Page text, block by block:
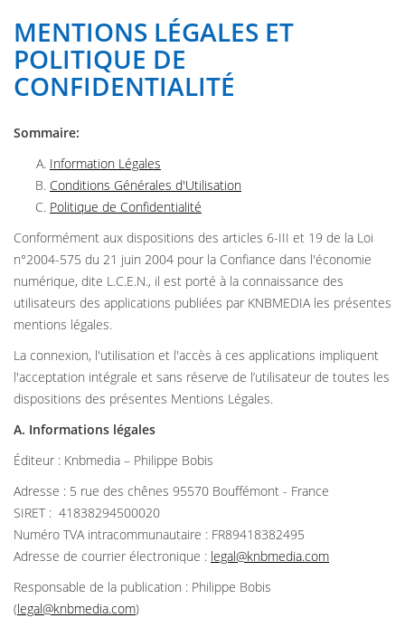
MENTIONS LÉGALES ET
POLITIQUE DE
CONFIDENTIALITÉ
Sommaire:
Information Légales
Conditions Générales d'Utilisation
Politique de Confidentialité
Conformément aux dispositions des articles 6-III et 19 de la Loi
n°2004-575 du 21 juin 2004 pour la Confiance dans l'économie
numérique, dite L.C.E.N., il est porté à la connaissance des
utilisateurs des applications publiées par KNBMEDIA les présentes
mentions légales.
La connexion, l'utilisation et l'accès à ces applications impliquent
l'acceptation intégrale et sans réserve de l’utilisateur de toutes les
dispositions des présentes Mentions Légales.
A. Informations légales
Éditeur : Knbmedia – Philippe Bobis
Adresse : 5 rue des chênes 95570 Bouffémont - France
SIRET : 41838294500020
Numéro TVA intracommunautaire : FR89418382495
Adresse de courrier électronique : legal@knbmedia.com
Responsable de la publication : Philippe Bobis
(legal@knbmedia.com)